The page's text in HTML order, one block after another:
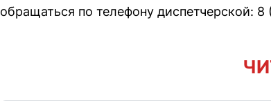
обращаться по телефону диспетчерской: 8